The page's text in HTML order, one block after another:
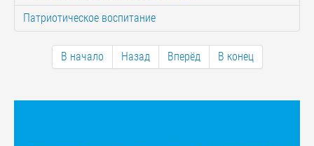
Патриотическое воспитание
В начало Назад Вперёд В конец